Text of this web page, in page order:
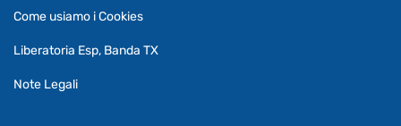
Come usiamo i Cookies
Liberatoria Esp, Banda TX
Note Legali